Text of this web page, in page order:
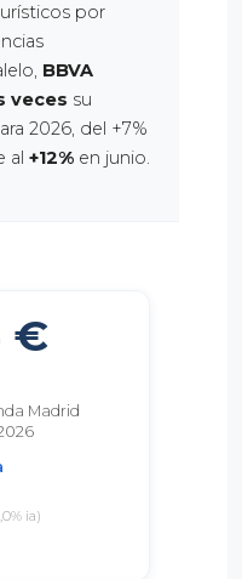
por
BBVA
veces su
2026, del +7%
al +12% en junio.
€
Madrid
ia)